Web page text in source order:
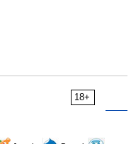
18+